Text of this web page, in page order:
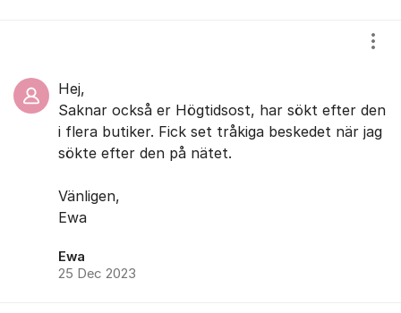
Hej,
Saknar också er Högtidsost, har sökt efter den
i flera butiker. Fick set tråkiga beskedet när jag
sökte efter den på nätet.
Vänligen,
Ewa
Ewa
25 Dec 2023